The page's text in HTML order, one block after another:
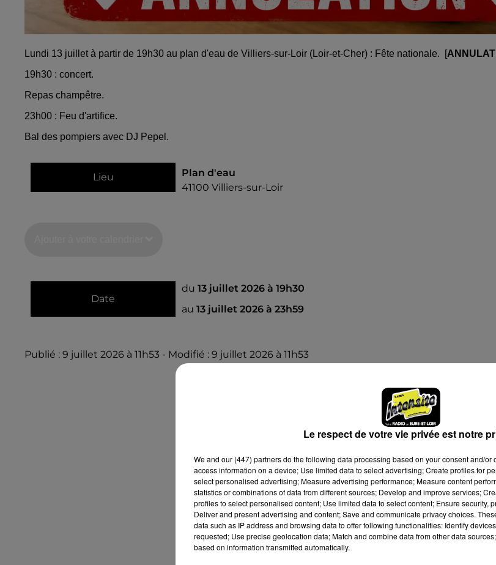
Lundi 13 juillet à partir de 19h30 au plan d'eau de Villiers-sur-Loir (Loir-et-Cher) : Fête nationale. [
19h30 : concert.
Repas champêtre.
23h00 : Feu d'artifice.
Bal des pompiers avec DJ Pepel.
Lieu
Plan d'eau
41100 Villiers-sur-Loir
Date
du13 juillet 2026 à 19h30
au13 juillet 2026 à 23h59
Publié : 9 juillet 2026 à 11h53 - Modifié : 9 juillet 2026 à 11h53
Le respect de votre vie privée est notre
We and our (447) partnersdo the following data processing based on your consent and/or
access information on a device; Use limited data to select advertising; Create profiles for
select personalised advertising; Measure advertising performance; Measure content
statistics or combinations of data from different sources; Develop and improve services;
profiles to select personalised content; Use limited data to select content; Ensure security,
Deliver and present advertising and content; Save and communicate privacy choices.
data such as IP address and browsing data to offer following functionalities: Identify
requested; Use precise geolocation data; Match and combine data from other data
based on information transmitted automatically.